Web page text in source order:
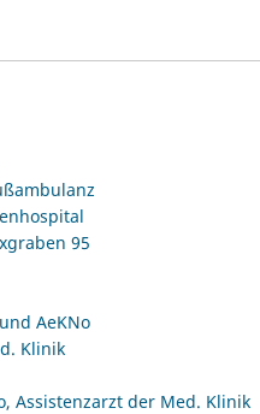
95
AeKNo
Klinik
Assistenzarzt der Med. Klinik